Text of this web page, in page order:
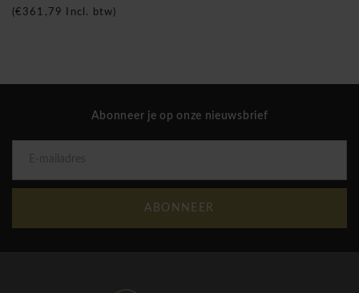
(€361,79 Incl. btw)
Abonneer je op onze nieuwsbrief
ABONNEER